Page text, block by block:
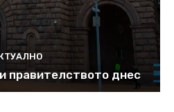
правителството днес